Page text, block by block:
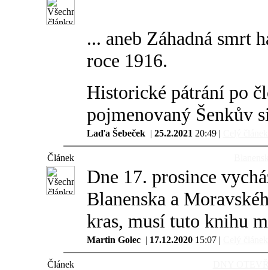
... aneb Záhadná smrt
roce 1916.
Historické pátrání po
pojmenovaný Šenkův
Laďa Šebeček| 25.2.2021 20:49 |
Článek
Dne 17. prosince
Blanenska a
kras, musí tuto knihu
Martin Golec| 17.12.202015:07 |
Článek